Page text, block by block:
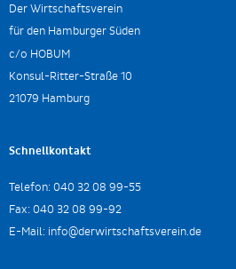
Der Wirtschaftsverein
für den Hamburger Süden
c/o HOBUM
Konsul-Ritter-Straße 10
21079 Hamburg
Schnellkontakt
Telefon: 040 32 08 99-55
Fax: 040 32 08 99-92
E-Mail: info@derwirtschaftsverein.de